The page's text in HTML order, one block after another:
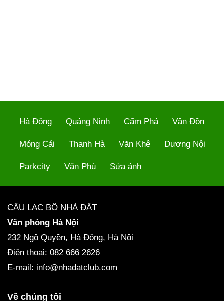
Hà Đông Quảng Ninh Cẩm Phả Vân Đồn
Móng Cái Thanh Hà Văn Khê Dương Nội
Parkcity Văn Phú Sửa ảnh
CÂU LẠC BỘ NHÀ ĐẤT
Văn phòng Hà Nội
232 Ngô Quyền, Hà Đông, Hà Nội
Điện thoại: 082 666 2626
E-mail: info@nhadatclub.com
Về chúng tôi